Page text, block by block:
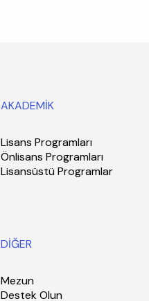
AKADEMİK
Lisans Programları
Önlisans Programları
Lisansüstü Programlar
DİĞER
Mezun
Destek Olun